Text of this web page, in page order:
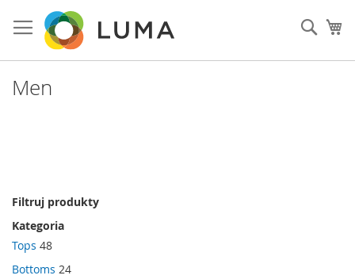
do
treści
Men
Filtruj produkty
Kategoria
Tops 48
Bottoms 24